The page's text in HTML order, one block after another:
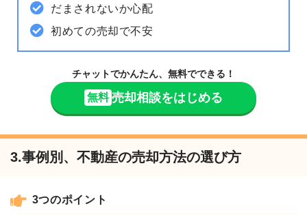
だまされないか心配
初めての売却で不安
チャットでかんたん、無料でできる！
無料 売却相談をはじめる
3.事例別、不動産の売却方法の選び方
3つのポイント